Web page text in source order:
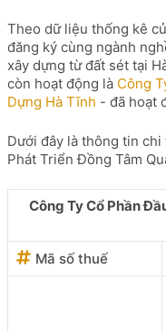
Theo dữ liệu thống kê
đăng ký cùng ngành
xây dựng từ đất sét tại
còn hoạt động là Công
Dựng Hà Tĩnh - đã hoạt
Dưới đây là thông tin
Phát Triển Đồng Tâm
Công Ty Cổ Phần
Mã số thuế